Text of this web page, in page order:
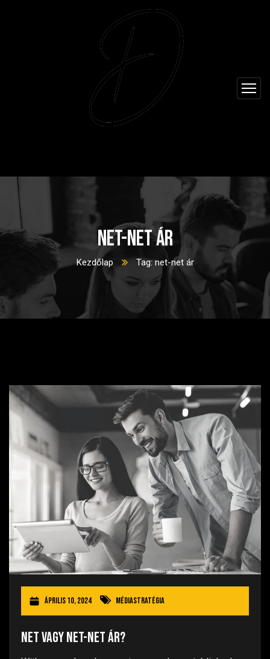
net-net ár
Kezdőlap Tag: net-net ár
április 10, 2024 Médiastratégia
Net vagy net-net ár?